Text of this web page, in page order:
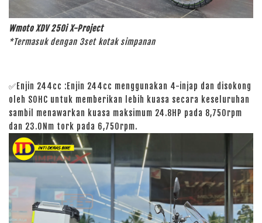
Wmoto XDV 250i X-Project
*Termasuk dengan 3set kotak simpanan
✅Enjin 244cc :Enjin 244cc menggunakan 4-injap dan disokong
oleh SOHC untuk memberikan lebih kuasa secara keseluruhan
sambil menawarkan kuasa maksimum 24.8HP pada 8,750rpm
dan 23.0Nm tork pada 6,750rpm.